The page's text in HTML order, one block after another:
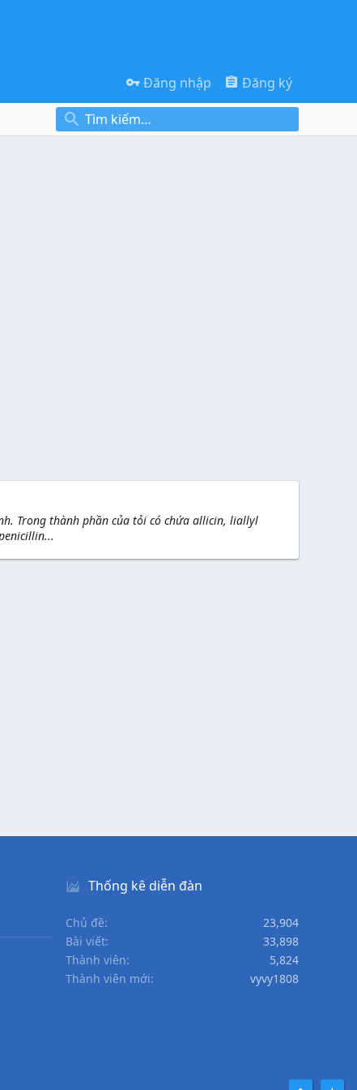
Đăng nhập Đăng ký
Trong thành phần của tỏi có chứa allicin, liallyl
Thống kê diễn đàn
Chủ đề
23,904
Bài viết
33,898
Thành viên
5,824
Thành viên mới
vyvy1808